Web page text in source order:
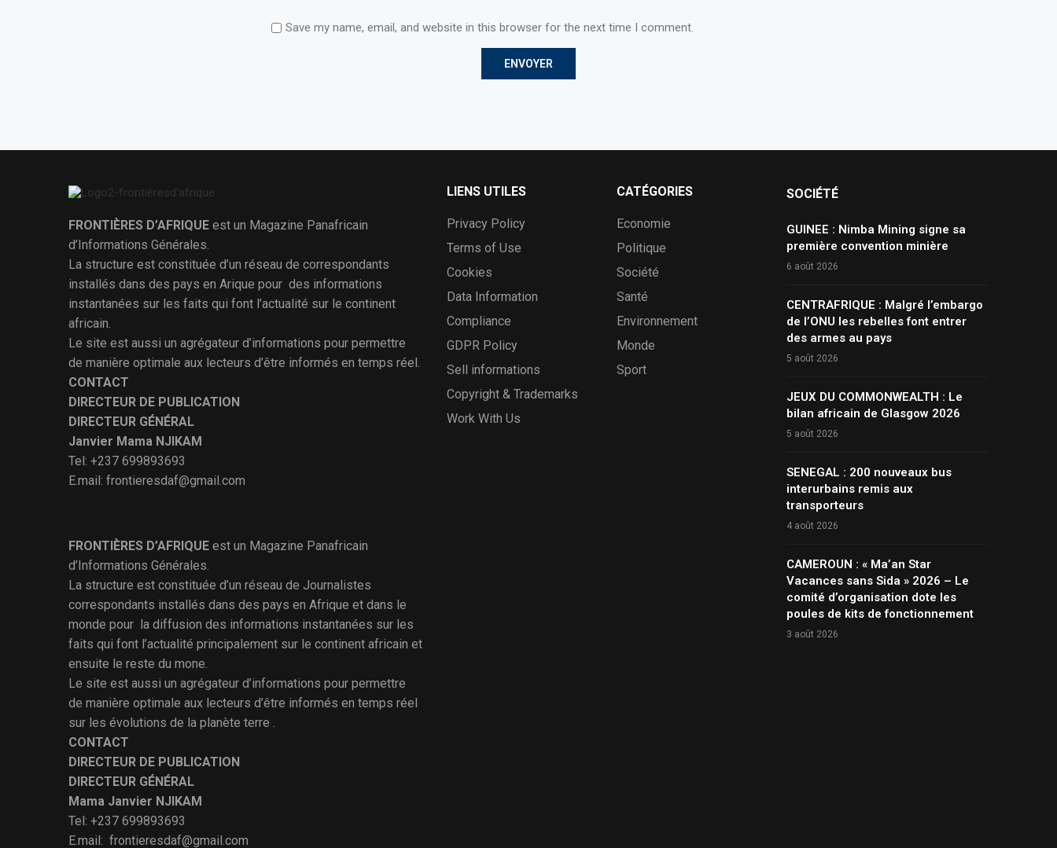
Save my name, email, and website in this browser for the next time I comment.
FRONTIÈRES D’AFRIQUE est un Magazine Panafricain
d’Informations Générales.
La structure est constituée d’un réseau de correspondants
installés dans des pays en Arique pour des informations
instantanées sur les faits qui font l’actualité sur le continent
africain.
Le site est aussi un agrégateur d’informations pour permettre
de manière optimale aux lecteurs d’être informés en temps réel.
CONTACT
DIRECTEUR DE PUBLICATION
DIRECTEUR GÉNÉRAL
Janvier Mama NJIKAM
Tel: +237 699893693
E.mail: frontieresdaf@gmail.com
FRONTIÈRES D’AFRIQUE est un Magazine Panafricain
d’Informations Générales.
La structure est constituée d’un réseau de Journalistes
correspondants installés dans des pays en Afrique et dans le
monde pour la diffusion des informations instantanées sur les
faits qui font l’actualité principalement sur le continent africain et
ensuite le reste du mone.
Le site est aussi un agrégateur d’informations pour permettre
de manière optimale aux lecteurs d’être informés en temps réel
sur les évolutions de la planète terre .
CONTACT
DIRECTEUR DE PUBLICATION
DIRECTEUR GÉNÉRAL
Mama Janvier NJIKAM
Tel: +237 699893693
E.mail: frontieresdaf@gmail.com
LIENS UTILES
Privacy Policy
Terms of Use
Cookies
Data Information
Compliance
GDPR Policy
Sell informations
Copyright & Trademarks
Work With Us
CATÉGORIES
Economie
Politique
Société
Santé
Environnement
Monde
Sport
SOCIÉTÉ
GUINEE : Nimba Mining signe sa
première convention minière
6 août 2026
CENTRAFRIQUE : Malgré l’embargo
de l’ONU les rebelles font entrer
des armes au pays
5 août 2026
JEUX DU COMMONWEALTH : Le
bilan africain de Glasgow 2026
5 août 2026
SENEGAL : 200 nouveaux bus
interurbains remis aux
transporteurs
4 août 2026
CAMEROUN : « Ma’an Star
Vacances sans Sida » 2026 – Le
comité d’organisation dote les
poules de kits de fonctionnement
3 août 2026